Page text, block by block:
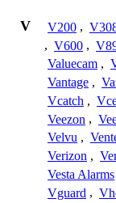
V V200 ,
, V600 ,
Valuecam ,
Vantage ,
Vcatch ,
Veezon ,
Velvu ,
Verizon ,
Vesta Alarms
Vguard ,